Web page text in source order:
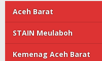
Aceh Barat
STAIN Meulaboh
Kemenag Aceh Barat